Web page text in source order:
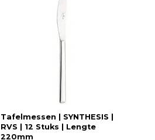
Tafelmessen | SYNTHESIS |
RVS | 12 Stuks | Lengte
220mm